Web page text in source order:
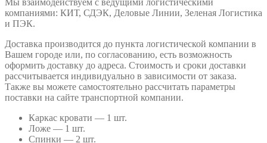
Мы взаимодействуем с ведущими логистическими
компаниями: КИТ, СДЭК, Деловые Линии, Зеленая Логистика
и ПЭК.
Доставка производится до пункта логистической компании в
Вашем городе или, по согласованию, есть возможность
оформить доставку до адреса. Стоимость и сроки доставки
рассчитывается индивидуально в зависимости от заказа.
Также вы можете самостоятельно рассчитать параметры
поставки на сайте транспортной компании.
Каркас кровати — 1 шт.
Ложе — 1 шт.
Спинки — 2 шт.